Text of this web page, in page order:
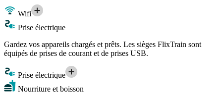
Wifi
Prise électrique
Gardez vos appareils chargés et prêts. Les sièges FlixTrain sont
équipés de prises de courant et de prises USB.
Prise électrique
Nourriture et boisson